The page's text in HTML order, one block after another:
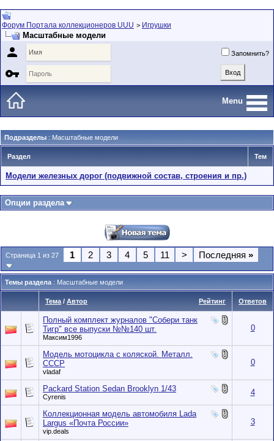
Форум Портала коллекционеров UUU > Игрушки
Масштабные модели
 Запомнить?

Menu
Подразделы : Масштабные модели
Раздел Тем
Модели железных дорог (подвижной состав, строения и пр.)
Опции раздела
Страница 1 из 27 1 2 3 4 5 11 > Последняя »
Темы раздела : Масштабные модели
Рейтинг
Тема / Автор Ответов
Полный комплект журналов "Собери танк
Тигр" все выпуски №№140 шт.
Максим1996
0
Модель мотоцикла с коляской. Металл.
СССР
vladaf
0
Packard Station Sedan Brooklyn 1/43
Cyrenis 4
Коллекционная модель автомобиля Lada
Largus «Почта России»
vip.deals
3